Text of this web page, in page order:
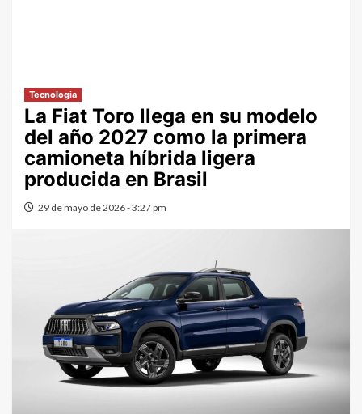
Tecnologia
La Fiat Toro llega en su modelo
del año 2027 como la primera
camioneta híbrida ligera
producida en Brasil
29 de mayo de 2026 - 3:27 pm